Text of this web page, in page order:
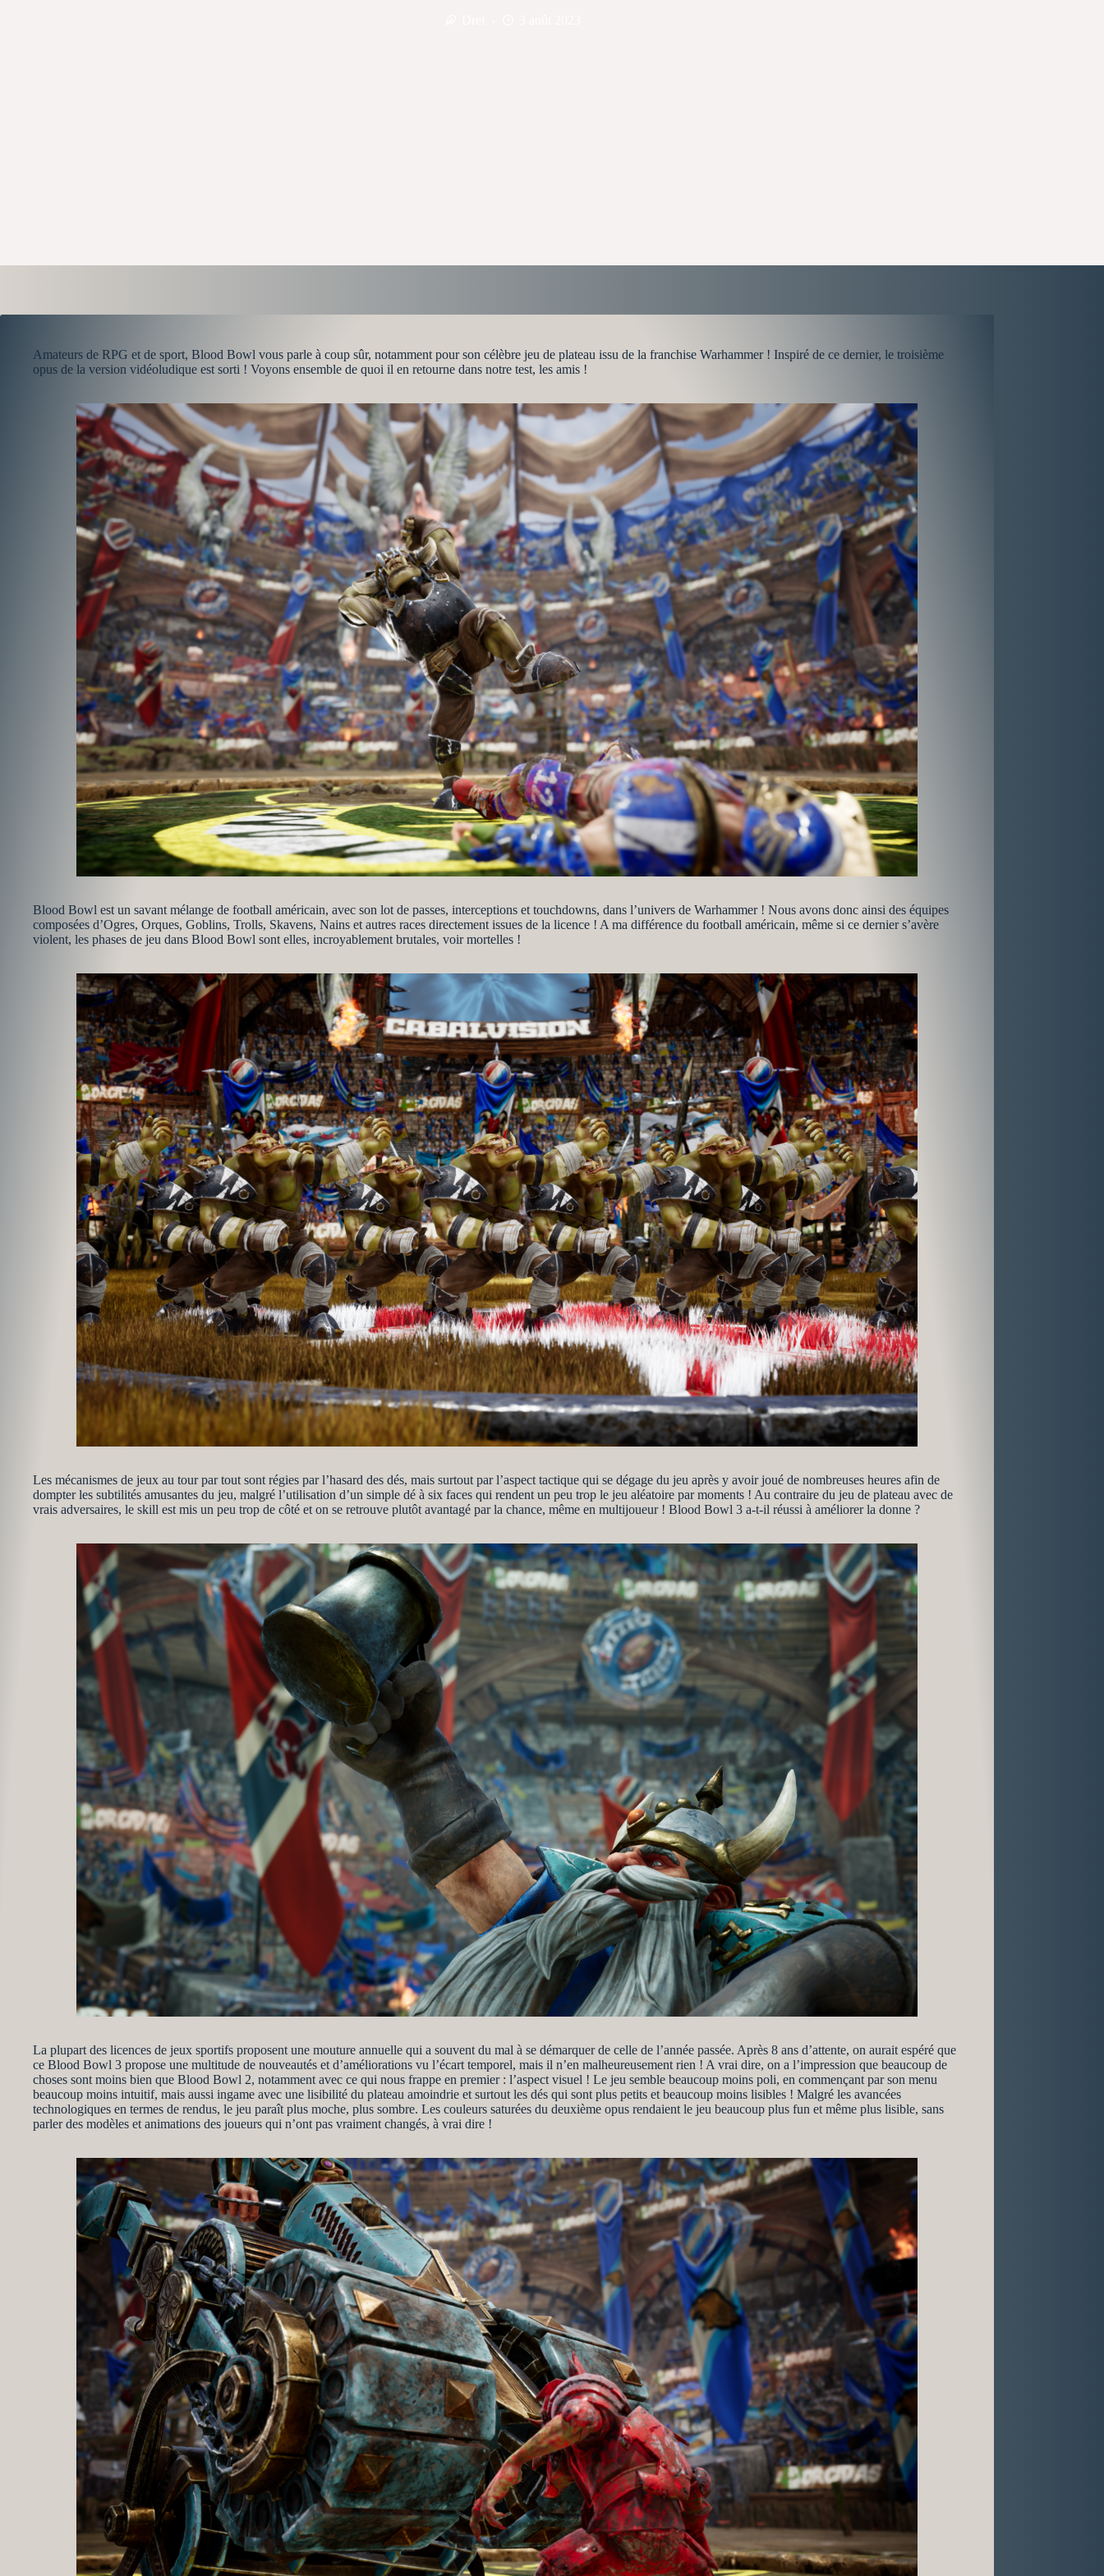
Amateurs de RPG et de sport, Blood Bowl vous parle à coup sûr, notamment pour son célèbre jeu de plateau issu de la franchise Warhammer ! Inspiré de ce dernier, le troisième
opus de la version vidéoludique est sorti ! Voyons ensemble de quoi il en retourne dans notre test, les amis !
Blood Bowl est un savant mélange de football américain, avec son lot de passes, interceptions et touchdowns, dans l’univers de Warhammer ! Nous avons donc ainsi des équipes
composées d’Ogres, Orques, Goblins, Trolls, Skavens, Nains et autres races directement issues de la licence ! A ma différence du football américain, même si ce dernier s’avère
violent, les phases de jeu dans Blood Bowl sont elles, incroyablement brutales, voir mortelles !
Les mécanismes de jeux au tour par tout sont régies par l’hasard des dés, mais surtout par l’aspect tactique qui se dégage du jeu après y avoir joué de nombreuses heures afin de
dompter les subtilités amusantes du jeu, malgré l’utilisation d’un simple dé à six faces qui rendent un peu trop le jeu aléatoire par moments ! Au contraire du jeu de plateau avec de
vrais adversaires, le skill est mis un peu trop de côté et on se retrouve plutôt avantagé par la chance, même en multijoueur ! Blood Bowl 3 a-t-il réussi à améliorer la donne ?
La plupart des licences de jeux sportifs proposent une mouture annuelle qui a souvent du mal à se démarquer de celle de l’année passée. Après 8 ans d’attente, on aurait espéré que
ce Blood Bowl 3 propose une multitude de nouveautés et d’améliorations vu l’écart temporel, mais il n’en malheureusement rien ! A vrai dire, on a l’impression que beaucoup de
choses sont moins bien que Blood Bowl 2, notamment avec ce qui nous frappe en premier : l’aspect visuel ! Le jeu semble beaucoup moins poli, en commençant par son menu
beaucoup moins intuitif, mais aussi ingame avec une lisibilité du plateau amoindrie et surtout les dés qui sont plus petits et beaucoup moins lisibles ! Malgré les avancées
technologiques en termes de rendus, le jeu paraît plus moche, plus sombre. Les couleurs saturées du deuxième opus rendaient le jeu beaucoup plus fun et même plus lisible, sans
parler des modèles et animations des joueurs qui n’ont pas vraiment changés, à vrai dire !